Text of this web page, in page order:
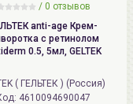
/ 0 отзывов
anti-age Крем-
с ретинолом
0.5, 5мл, GELTEK
( ГЕЛЬТЕК ) (Россия)
Код: 4610094690047